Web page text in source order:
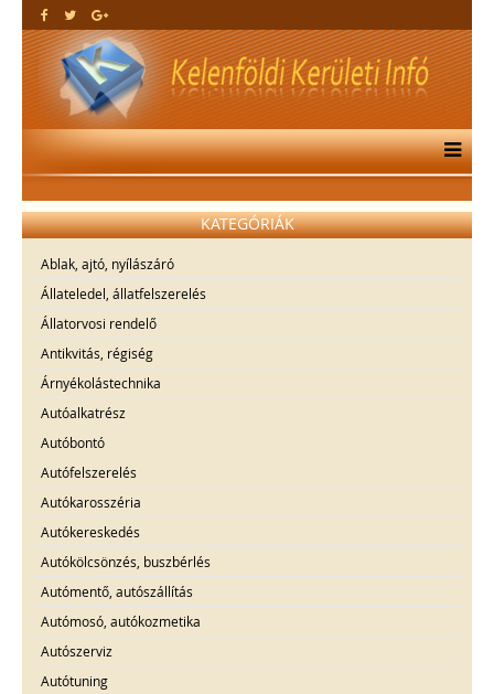
KATEGÓRIÁK
Ablak, ajtó, nyílászáró
Állateledel, állatfelszerelés
Állatorvosi rendelő
Antikvitás, régiség
Árnyékolástechnika
Autóalkatrész
Autóbontó
Autófelszerelés
Autókarosszéria
Autókereskedés
Autókölcsönzés, buszbérlés
Autómentő, autószállítás
Autómosó, autókozmetika
Autószerviz
Autótuning